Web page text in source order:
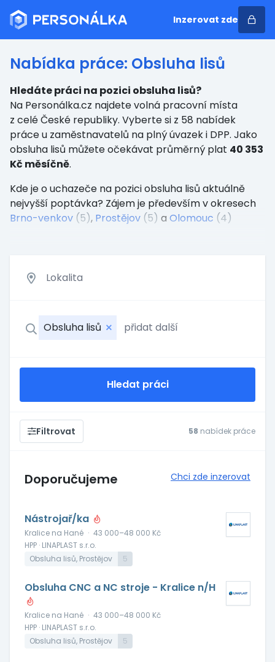
Inzerovat zde
Nabídka práce: Obsluha lisů
Hledáte práci na pozici obsluha lisů?
Na Personálka.cz najdete volná pracovní místa
z celé České republiky. Vyberte si z 58 nabídek
práce u zaměstnavatelů na plný úvazek i DPP. Jako
obsluha lisů můžete očekávat průměrný plat 40 353
Kč měsíčně.
Kde je o uchazeče na pozici obsluha lisů aktuálně
nejvyšší poptávka? Zájem je především v okresech
Brno-venkov (5), Prostějov (5) a Olomouc (4)
Obsluha lisů
Hledat práci
Filtrovat 58 nabídek práce
Doporučujeme Chci zde inzerovat
Nástrojař/ka
Kralice na Hané · 43 000–48 000 Kč
HPP · LINAPLAST s.r.o.
Obsluha lisů, Prostějov
5
Obsluha CNC a NC stroje - Kralice n/H
Kralice na Hané · 43 000–48 000 Kč
HPP · LINAPLAST s.r.o.
Obsluha lisů, Prostějov
5